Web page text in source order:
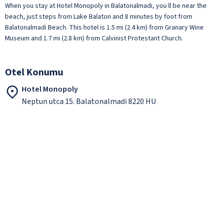
When you stay at Hotel Monopoly in Balatonalmadi, you ll be near the
beach, just steps from Lake Balaton and 8 minutes by foot from
Balatonalmadi Beach. This hotel is 1.5 mi (2.4 km) from Granary Wine
Museum and 1.7 mi (2.8 km) from Calvinist Protestant Church.
Otel Konumu
Hotel Monopoly
Neptun utca 15. Balatonalmadi 8220 HU